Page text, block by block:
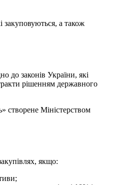
закуповуються, а також
до законів України, які
рішенням державного
створене Міністерством
якщо: